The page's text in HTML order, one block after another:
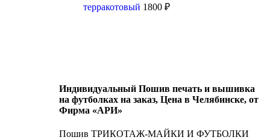
терракотовый 1800 ₽
Индивидуальный Пошив печать и вышивка
на футболках на заказ, Цена в Челябинске, от
Фирма «АРИ»
Пошив ТРИКОТАЖ-МАЙКИ И ФУТБОЛКИ